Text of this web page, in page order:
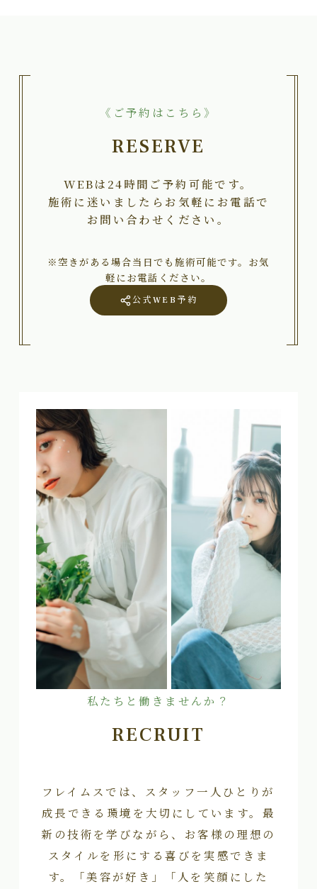
《ご予約はこちら》
RESERVE
WEBは24時間ご予約可能です。
施術に迷いましたらお気軽にお電話で
お問い合わせください。
※空きがある場合当日でも施術可能です。お気
軽にお電話ください。
公式WEB予約
私たちと働きませんか？
RECRUIT
フレイムスでは、スタッフ一人ひとりが
成長できる環境を大切にしています。最
新の技術を学びながら、お客様の理想の
スタイルを形にする喜びを実感できま
す。「美容が好き」「人を笑顔にした